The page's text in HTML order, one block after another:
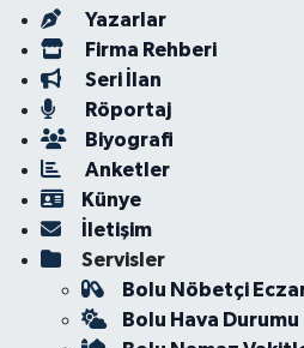
Yazarlar
Firma Rehberi
Seri İlan
Röportaj
Biyografi
Anketler
Künye
İletişim
Servisler
Bolu Nöbetçi
Bolu Hava Durumu